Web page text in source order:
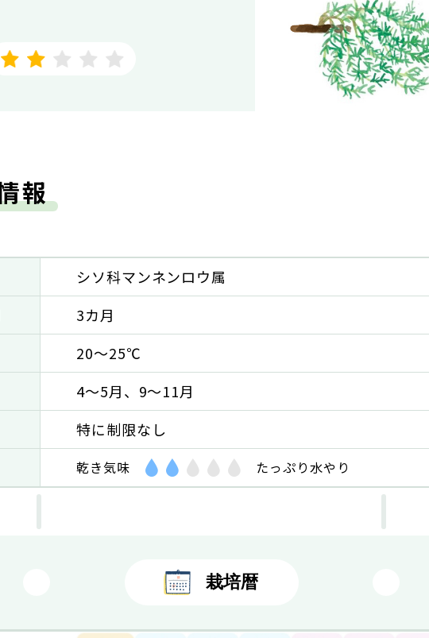
報
シソ科マンネンロウ属
3カ月
20～25℃
4～5月、9～11月
特に制限なし
乾き気味 たっぷり水やり
栽培暦